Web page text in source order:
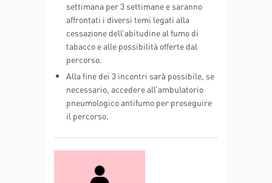
settimana per 3 settimane e saranno
affrontati i diversi temi legati alla
cessazione dell’abitudine al fumo di
tabacco e alle possibilità offerte dal
percorso.
Alla fine dei 3 incontri sarà possibile, se
necessario, accedere all’ambulatorio
pneumologico antifumo per proseguire
il percorso.